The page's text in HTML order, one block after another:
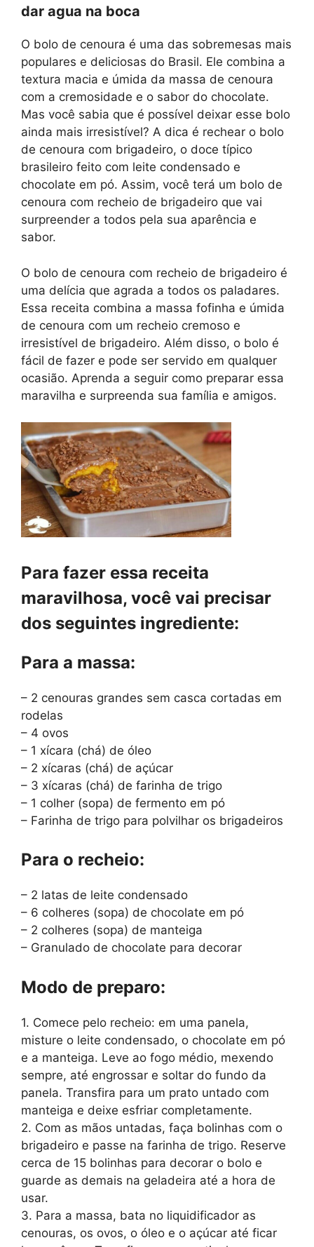
dar agua na boca
O bolo de cenoura é uma das sobremesas mais
populares e deliciosas do Brasil. Ele combina a
textura macia e úmida da massa de cenoura
com a cremosidade e o sabor do chocolate.
Mas você sabia que é possível deixar esse bolo
ainda mais irresistível? A dica é rechear o bolo
de cenoura com brigadeiro, o doce típico
brasileiro feito com leite condensado e
chocolate em pó. Assim, você terá um bolo de
cenoura com recheio de brigadeiro que vai
surpreender a todos pela sua aparência e
sabor.
O bolo de cenoura com recheio de brigadeiro é
uma delícia que agrada a todos os paladares.
Essa receita combina a massa fofinha e úmida
de cenoura com um recheio cremoso e
irresistível de brigadeiro. Além disso, o bolo é
fácil de fazer e pode ser servido em qualquer
ocasião. Aprenda a seguir como preparar essa
maravilha e surpreenda sua família e amigos.
Para fazer essa receita
maravilhosa, você vai precisar
dos seguintes ingrediente:
Para a massa:
– 2 cenouras grandes sem casca cortadas em
rodelas
– 4 ovos
– 1 xícara (chá) de óleo
– 2 xícaras (chá) de açúcar
– 3 xícaras (chá) de farinha de trigo
– 1 colher (sopa) de fermento em pó
– Farinha de trigo para polvilhar os brigadeiros
Para o recheio:
– 2 latas de leite condensado
– 6 colheres (sopa) de chocolate em pó
– 2 colheres (sopa) de manteiga
– Granulado de chocolate para decorar
Modo de preparo:
1. Comece pelo recheio: em uma panela,
misture o leite condensado, o chocolate em pó
e a manteiga. Leve ao fogo médio, mexendo
sempre, até engrossar e soltar do fundo da
panela. Transfira para um prato untado com
manteiga e deixe esfriar completamente.
2. Com as mãos untadas, faça bolinhas com o
brigadeiro e passe na farinha de trigo. Reserve
cerca de 15 bolinhas para decorar o bolo e
guarde as demais na geladeira até a hora de
usar.
3. Para a massa, bata no liquidificador as
cenouras, os ovos, o óleo e o açúcar até ficar